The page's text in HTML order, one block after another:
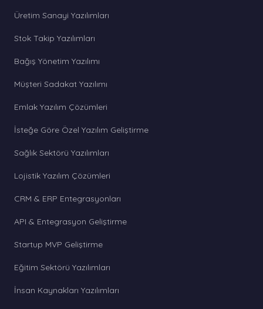
Üretim Sanayi Yazılımları
Stok Takip Yazılımları
Bağış Yönetim Yazılımı
Müşteri Sadakat Yazılımı
Emlak Yazılım Çözümleri
İsteğe Göre Özel Yazılım Geliştirme
Sağlık Sektörü Yazılımları
Lojistik Yazılım Çözümleri
CRM & ERP Entegrasyonları
API & Entegrasyon Geliştirme
Startup MVP Geliştirme
Eğitim Sektörü Yazılımları
İnsan Kaynakları Yazılımları